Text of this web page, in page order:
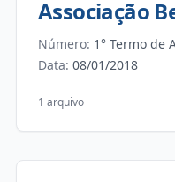
Associação
Número: 1° Termo de
Data: 08/01/2018
1 arquivo